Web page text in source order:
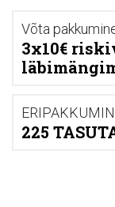
Võta
3x10€
225